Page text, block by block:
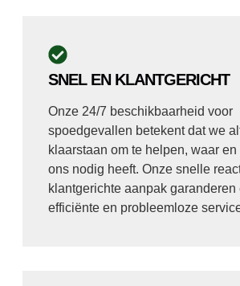
SNEL EN KLANTGERICHT
Onze 24/7 beschikbaarheid voor
spoedgevallen betekent dat we
klaarstaan om te helpen, waar
ons nodig heeft. Onze snelle
klantgerichte aanpak garanderen
efficiënte en probleemloze